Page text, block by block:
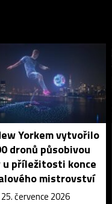
Yorkem vytvořilo
dronů působivou
u příležitosti konce
mistrovství
25. července 2026